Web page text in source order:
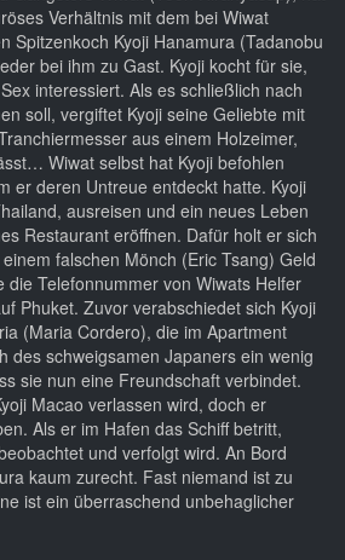
Verhältnis mit dem bei Wiwat
Spitzenkoch Kyoji Hanamura (Tadanobu
bei ihm zu Gast. Kyoji kocht für sie,
interessiert. Als es schließlich nach
soll, vergiftet Kyoji seine Geliebte mit
aus einem Holzeimer,
Wiwat selbst hat Kyoji befohlen
er deren Untreue entdeckt hatte. Kyoji
ausreisen und ein neues Leben
Restaurant eröffnen. Dafür holt er sich
falschen Mönch (Eric Tsang) Geld
die Telefonnummer von Wiwats Helfer
Phuket. Zuvor verabschiedet sich Kyoji
(Maria Cordero), die im Apartment
des schweigsamen Japaners ein wenig
sie nun eine Freundschaft verbindet.
Macao verlassen wird, doch er
Als er im Hafen das Schiff betritt,
und verfolgt wird. An Bord
kaum zurecht. Fast niemand ist zu
ist ein überraschend unbehaglicher